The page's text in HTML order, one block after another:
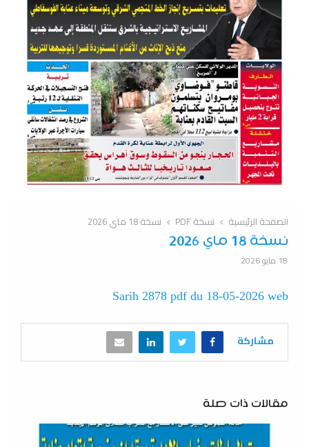
الصفحة الرئيسية نسخة PDF نسخة 18 ماي 2026
نسخة 18 ماي 2026
18 مايو 2026
Sarih 2878 pdf du 18-05-2026 web
مشاركة
مقالات ذات صلة